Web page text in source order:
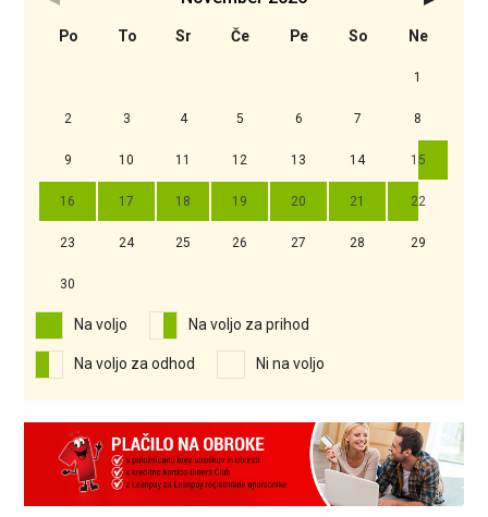
Po To Sr Če Pe So Ne
1
2 3 4 5 6 7 8
9 10 11 12 13 14 15
16 17 18 19 20 21 22
23 24 25 26 27 28 29
30
Na voljo Na voljo za prihod
Na voljo za odhod Ni na voljo